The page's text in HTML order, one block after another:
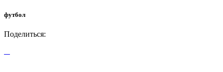
футбол
Поделиться: